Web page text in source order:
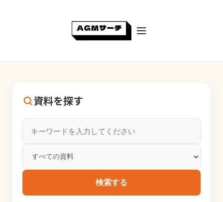
資料を探す
検索する